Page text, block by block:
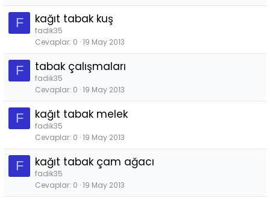
F kağıt tabak kuş
fadik35
Cevaplar 0 19 May 2013
F tabak çalışmaları
fadik35
Cevaplar 0 19 May 2013
F kağıt tabak melek
fadik35
Cevaplar 0 19 May 2013
F kağıt tabak çam ağacı
fadik35
Cevaplar 0 19 May 2013